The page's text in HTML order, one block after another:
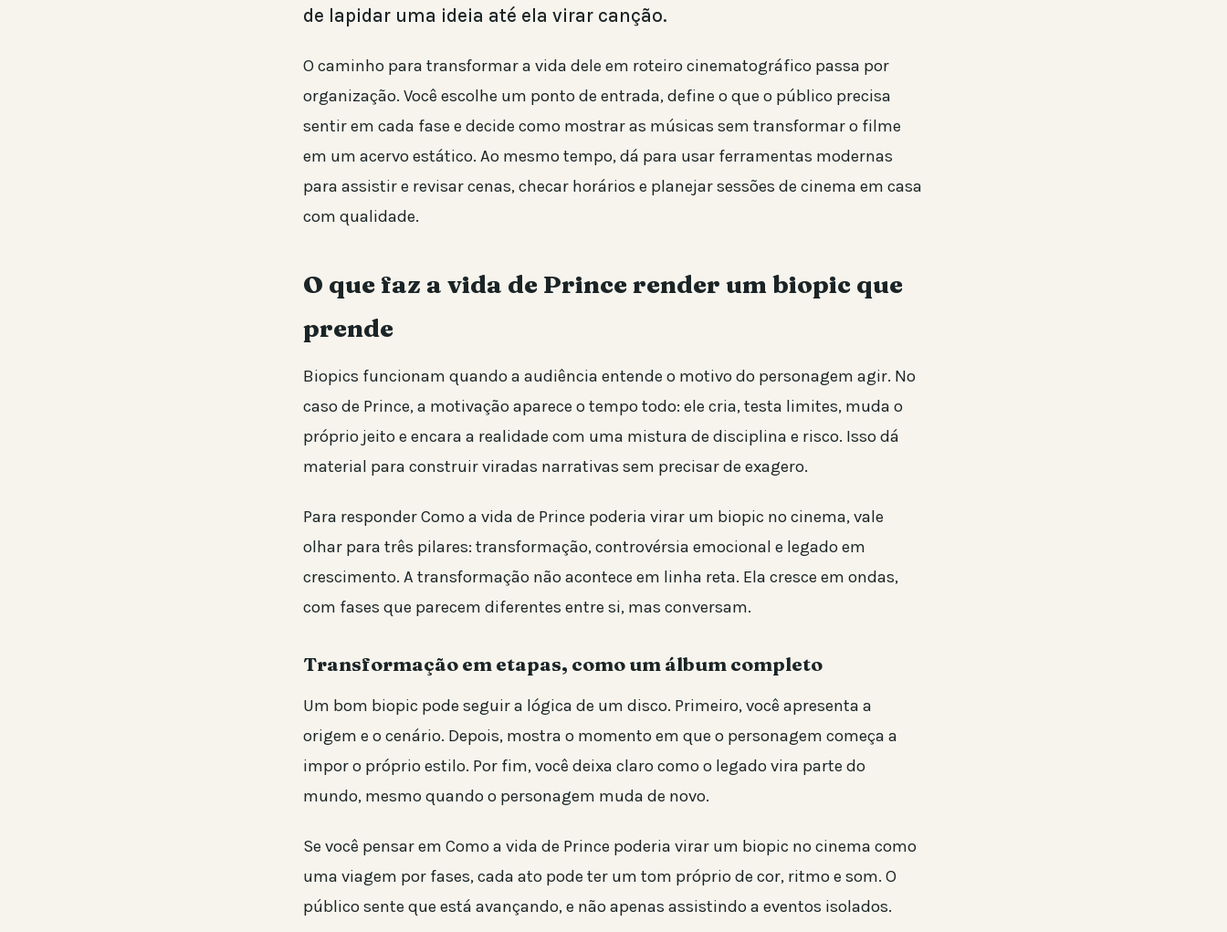
de lapidar uma ideia até ela virar canção.
O caminho para transformar a vida dele em roteiro cinematográfico passa por
organização. Você escolhe um ponto de entrada, define o que o público precisa
sentir em cada fase e decide como mostrar as músicas sem transformar o filme
em um acervo estático. Ao mesmo tempo, dá para usar ferramentas modernas
para assistir e revisar cenas, checar horários e planejar sessões de cinema em casa
com qualidade.
O que faz a vida de Prince render um biopic que
prende
Biopics funcionam quando a audiência entende o motivo do personagem agir. No
caso de Prince, a motivação aparece o tempo todo: ele cria, testa limites, muda o
próprio jeito e encara a realidade com uma mistura de disciplina e risco. Isso dá
material para construir viradas narrativas sem precisar de exagero.
Para responder Como a vida de Prince poderia virar um biopic no cinema, vale
olhar para três pilares: transformação, controvérsia emocional e legado em
crescimento. A transformação não acontece em linha reta. Ela cresce em ondas,
com fases que parecem diferentes entre si, mas conversam.
Transformação em etapas, como um álbum completo
Um bom biopic pode seguir a lógica de um disco. Primeiro, você apresenta a
origem e o cenário. Depois, mostra o momento em que o personagem começa a
impor o próprio estilo. Por fim, você deixa claro como o legado vira parte do
mundo, mesmo quando o personagem muda de novo.
Se você pensar em Como a vida de Prince poderia virar um biopic no cinema como
uma viagem por fases, cada ato pode ter um tom próprio de cor, ritmo e som. O
público sente que está avançando, e não apenas assistindo a eventos isolados.